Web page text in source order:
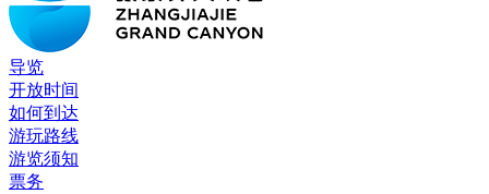
导览
开放时间
如何到达
游玩路线
游览须知
票务